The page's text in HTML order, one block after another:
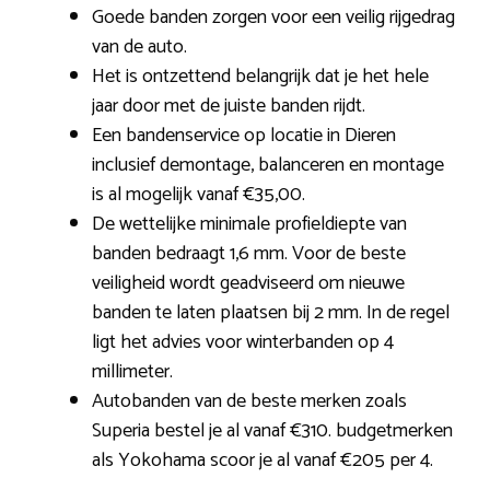
Goede banden zorgen voor een veilig rijgedrag
van de auto.
Het is ontzettend belangrijk dat je het hele
jaar door met de juiste banden rijdt.
Een bandenservice op locatie in Dieren
inclusief demontage, balanceren en montage
is al mogelijk vanaf €35,00.
De wettelijke minimale profieldiepte van
banden bedraagt 1,6 mm. Voor de beste
veiligheid wordt geadviseerd om nieuwe
banden te laten plaatsen bij 2 mm. In de regel
ligt het advies voor winterbanden op 4
millimeter.
Autobanden van de beste merken zoals
Superia bestel je al vanaf €310. budgetmerken
als Yokohama scoor je al vanaf €205 per 4.